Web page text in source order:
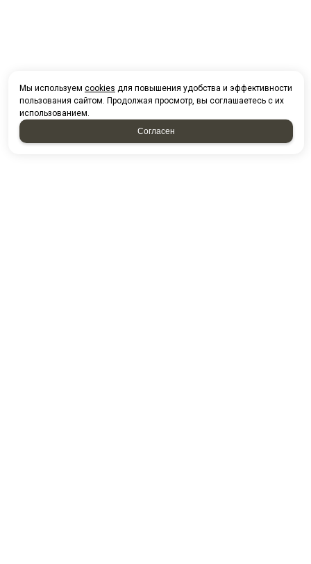
Мы используем cookies для повышения удобства и эффективности
пользования сайтом. Продолжая просмотр, вы соглашаетесь с их
использованием.
Согласен